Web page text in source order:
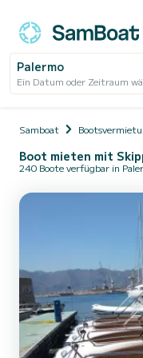
Palermo
Ein Datum oder Zeitraum
Samboat
Boot mieten mit
240 Boote verfügbar in